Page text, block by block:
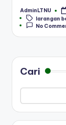
Posted
by
AdminLTNU
Tags:larangan
No
Cari